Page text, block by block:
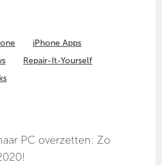
iPhone Apps
Repair-It-Yourself
PC overzetten: Zo